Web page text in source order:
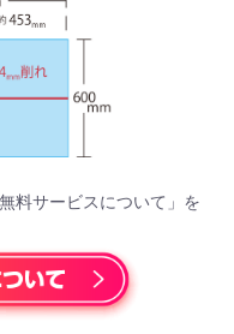
料サービスについて」を